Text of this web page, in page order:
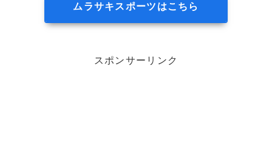
ムラサキスポーツはこちら
スポンサーリンク